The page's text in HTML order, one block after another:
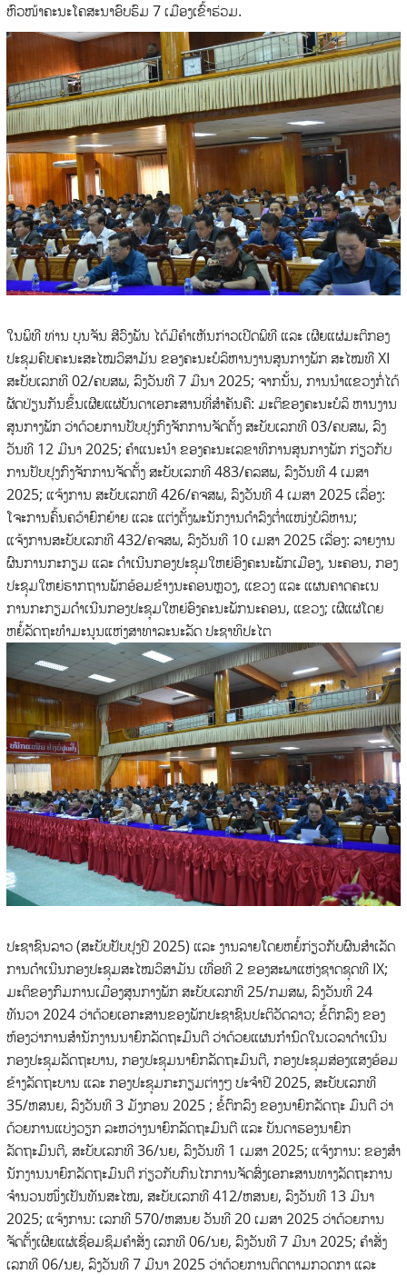
ຫົວໜ້າຄະນະໂຄສະນາອົບຮົມ 7 ເມືອງເຂົ້າຮ່ວມ.
ໃນພິທີ ທ່ານ ບຸນຈັນ ສີວົງພັນ ໄດ້ມີຄໍາເຫັນກ່າວເປີດພິທີ ແລະ ເຜີຍແຜ່ມະຕິກອງ
ປະຊຸມຄົບຄະນະສະໄໝວິສາມັນ ຂອງຄະນະບໍລິຫານງານສູນກາງພັກ ສະໄໝທີ XI
ສະບັບເລກທີ 02/ຄບສພ, ລົງວັນທີ 7 ມີນາ 2025; ຈາກນັ້ນ, ການນໍາແຂວງກໍ່ໄດ້
ຜັດປ່ຽນກັນຂຶ້ນເຜີຍແຜ່ບັນດາເອກະສານທີ່ສໍາຄັນຄື: ມະຕິຂອງຄະນະບໍລິ ຫານງານ
ສູນກາງພັກ ວ່າດ້ວຍການປັບປຸງກົງຈັກການຈັດຕັ້ງ ສະບັບເລກທີ 03/ຄບສພ, ລົງ
ວັນທີ 12 ມີນາ 2025; ຄໍາແນະນໍາ ຂອງຄະນະເລຂາທິການສູນກາງພັກ ກ່ຽວກັບ
ການປັບປຸງກົງຈັກການຈັດຕັ້ງ ສະບັບເລກທີ 483/ຄລສພ, ລົງວັນທີ 4 ເມສາ
2025; ແຈ້ງການ ສະບັບເລກທີ 426/ຄຈສພ, ລົງວັນທີ 4 ເມສາ 2025 ເລື່ອງ:
ໂຈະການຄົ້ນຄວ້າຍົກຍ້າຍ ແລະ ແຕ່ງຕັ້ງພະນັກງານດໍາລົງຕໍ່າແໜ່ງບໍລິຫານ;
ແຈ້ງການສະບັບເລກທີ 432/ຄຈສພ, ລົງວັນທີ 10 ເມສາ 2025 ເລື່ອງ: ລາຍງານ
ຜົນການກະກຽມ ແລະ ດໍາເນີນກອງປະຊຸມໃຫຍ່ອົງຄະນະພັກເມືອງ, ນະຄອນ, ກອງ
ປະຊຸມໃຫຍ່ຮາກຖານພັກອ້ອມຂ້າງນະຄອນຫຼວງ, ແຂວງ ແລະ ແຜນຄາດຄະເນ
ການກະກຽມດໍາເນີນກອງປະຊຸມໃຫຍ່ອົງຄະນະພັກນະຄອນ, ແຂວງ; ເຜີແຜ່ໂດຍ
ຫຍໍ້ລັດຖະທໍາມະນູນແຫ່ງສາທາລະນະລັດ ປະຊາທິປະໄຕ
ປະຊາຊົນລາວ (ສະບັບປັບປຸງປີ 2025) ແລະ ງານລາຍໂດຍຫຍໍ້ກ່ຽວກັບຜົນສໍາເລັດ
ການດໍາເນີນກອງປະຊຸມສະໄໝວິສາມັນ ເທື່ອທີ 2 ຂອງສະພາແຫ່ງຊາດຊຸດທີ IX;
ມະຕິຂອງກົມການເມືອງສູນກາງພັກ ສະບັບເລກທີ 25/ກມສພ, ລົງວັນທີ 24
ທັນວາ 2024 ວ່າດ້ວຍເອກະສານຂອງພັກປະຊາຊົນປະຕິວັດລາວ; ຂໍ້ຕົກລົງ ຂອງ
ຫ້ອງວ່າການສໍານັກງານນາຍົກລັດຖະມົນຕີ ວ່າດ້ວຍແຜນກໍານົດໃນເວລາດໍາເນີນ
ກອງປະຊຸມລັດຖະບານ, ກອງປະຊຸມນາຍົກລັດຖະມົນຕີ, ກອງປະຊຸມສ່ອງແສງອ້ອມ
ຂ້າງລັດຖະບານ ແລະ ກອງປະຊຸມກະກຽມຕ່າງໆ ປະຈໍາປີ 2025, ສະບັບເລກທີ
35/ຫສນຍ, ລົງວັນທີ 3 ມັງກອນ 2025 ; ຂໍ້ຕົກລົງ ຂອງນາຍົກລັດຖະ ມົນຕີ ວ່າ
ດ້ວຍການແບ່ງວຽກ ລະຫວ່າງນາຍົກລັດຖະມົນຕີ ແລະ ບັນດາຮອງນາຍົກ
ລັດຖະມົນຕີ, ສະບັບເລກທີ 36/ນຍ, ລົງວັນທີ 1 ເມສາ 2025; ແຈ້ງການ: ຂອງສໍາ
ນັກງານນາຍົກລັດຖະມົນຕີ ກ່ຽວກັບກົນໄກການຈັດສົ່ງເອກະສານທາງລັດຖະການ
ຈໍານວນໜຶ່ງເປັນທັນສະໄໝ, ສະບັບເລກທີ 412/ຫສນຍ, ລົງວັນທີ 13 ມີນາ
2025; ແຈ້ງການ: ເລກທີ 570/ຫສນຍ ວັນທີ 20 ເມສາ 2025 ວ່າດ້ວຍການ
ຈັດຕັ້ງເຜີຍແຜ່ເຊື່ອມຊຶມຄໍາສັ່ງ ເລກທີ 06/ນຍ, ລົງວັນທີ 7 ມີນາ 2025; ຄໍາສັ່ງ
ເລກທີ 06/ນຍ, ລົງວັນທີ 7 ມີນາ 2025 ວ່າດ້ວຍການຕິດຕາມກວດກາ ແລະ